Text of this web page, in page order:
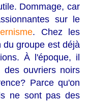
Dommage, car
sur le
. Chez les
du groupe est déjà
À l'époque, il
des ouvriers noirs
Parce qu'on
ne sont pas des